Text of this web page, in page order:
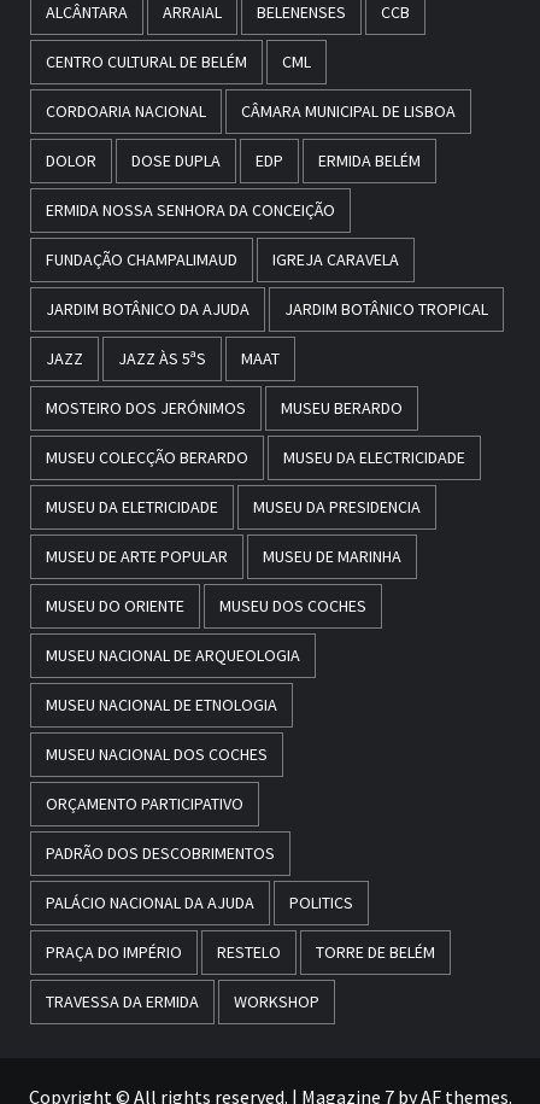
ALCÂNTARA ARRAIAL BELENENSES CCB
CENTRO CULTURAL DE BELÉM CML
CORDOARIA NACIONAL CÂMARA MUNICIPAL DE LISBOA
DOLOR DOSE DUPLA EDP ERMIDA BELÉM
ERMIDA NOSSA SENHORA DA CONCEIÇÃO
FUNDAÇÃO CHAMPALIMAUD IGREJA CARAVELA
JARDIM BOTÂNICO DA AJUDA JARDIM BOTÂNICO TROPICAL
JAZZ JAZZ ÀS 5ªS MAAT
MOSTEIRO DOS JERÓNIMOS MUSEU BERARDO
MUSEU COLECÇÃO BERARDO MUSEU DA ELECTRICIDADE
MUSEU DA ELETRICIDADE MUSEU DA PRESIDENCIA
MUSEU DE ARTE POPULAR MUSEU DE MARINHA
MUSEU DO ORIENTE MUSEU DOS COCHES
MUSEU NACIONAL DE ARQUEOLOGIA
MUSEU NACIONAL DE ETNOLOGIA
MUSEU NACIONAL DOS COCHES
ORÇAMENTO PARTICIPATIVO
PADRÃO DOS DESCOBRIMENTOS
PALÁCIO NACIONAL DA AJUDA POLITICS
PRAÇA DO IMPÉRIO RESTELO TORRE DE BELÉM
TRAVESSA DA ERMIDA WORKSHOP
Copyright © All rights reserved. | Magazine 7by AF themes.